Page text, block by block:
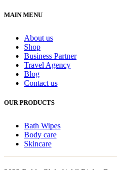
MAIN MENU
About us
Shop
Business Partner
Travel Agency
Blog
Contact us
OUR PRODUCTS
Bath Wipes
Body care
Skincare